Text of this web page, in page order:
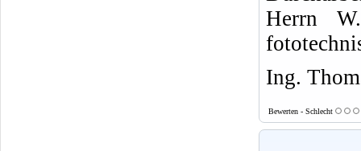
Herrn
Ing.
Bewerten - Schlecht